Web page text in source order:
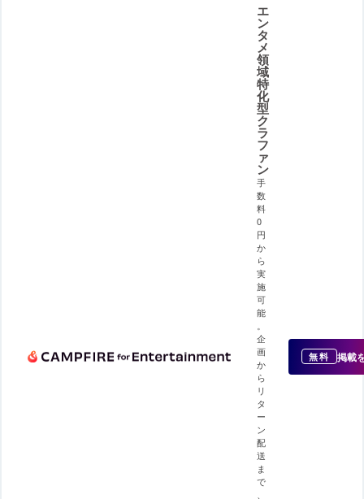
エ
ン
タ
メ
領
域
特
化
型
ク
ラ
フ
ァ
ン
手
数
料
0
円
か
ら
実
施
可
能
企
画
か
ら
リ
タ
ー
ン
配
送
ま
で
無料 掲載